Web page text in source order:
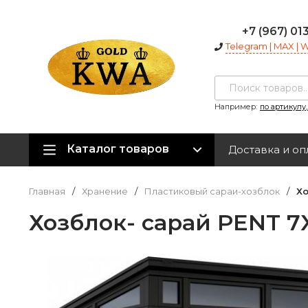
+7 (967)
Telegram | MAX |
Например: по
Каталог товаров Доставка и
Главная / Хранение / Пластиковый сараи-хозблок /
Хозблок- сарай PENT